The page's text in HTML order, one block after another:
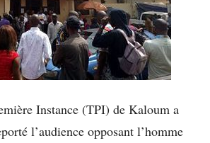
Instance (TPI) de Kaloum a
l’audience opposant l’homme